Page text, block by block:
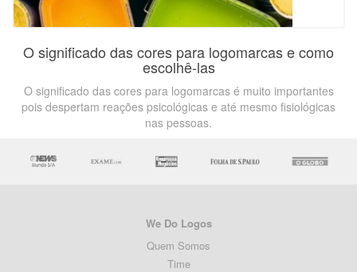
O significado das cores para logomarcas e como
escolhê-las
O significado das cores para logomarcas é muito importantes
pois despertam reações psicológicas e até mesmo fisiológicas
nas pessoas.
We Do Logos
Quem Somos
Time